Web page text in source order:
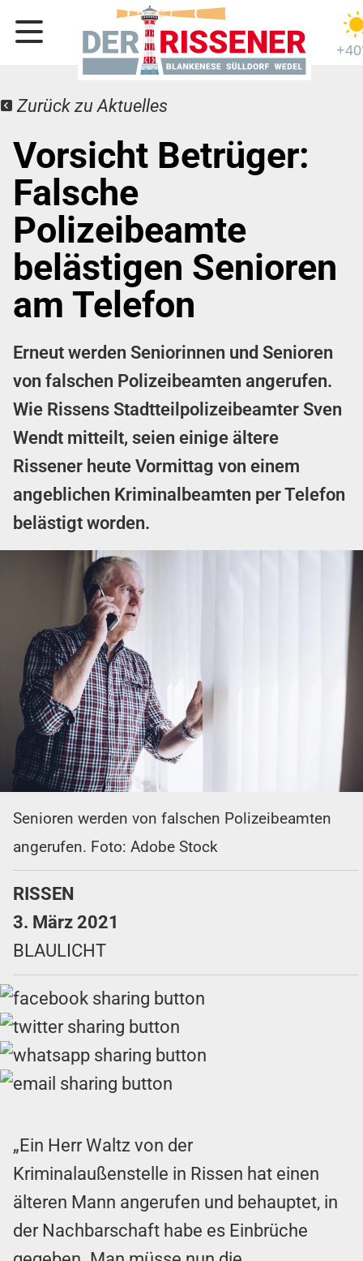
Zurück zu Aktuelles
Vorsicht Betrüger:
Falsche
Polizeibeamte
belästigen Senioren
am Telefon
Erneut werden Seniorinnen und Senioren
von falschen Polizeibeamten angerufen.
Wie Rissens Stadtteilpolizeibeamter Sven
Wendt mitteilt, seien einige ältere
Rissener heute Vormittag von einem
angeblichen Kriminalbeamten per Telefon
belästigt worden.
Senioren werden von falschen Polizeibeamten
angerufen. Foto: Adobe Stock
RISSEN
3. März 2021
BLAULICHT
„Ein Herr Waltz von der
Kriminalaußenstelle in Rissen hat einen
älteren Mann angerufen und behauptet, in
der Nachbarschaft habe es Einbrüche